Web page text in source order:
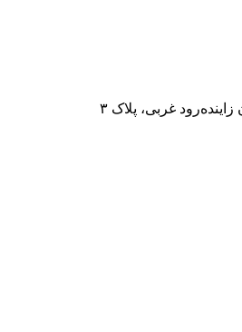
غربی، پلاک ۳